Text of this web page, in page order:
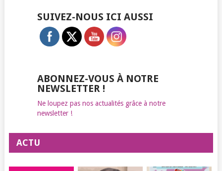
SUIVEZ-NOUS ICI AUSSI
ABONNEZ-VOUS À NOTRE
NEWSLETTER !
Ne loupez pas nos actualités grâce à notre
newsletter !
ACTU